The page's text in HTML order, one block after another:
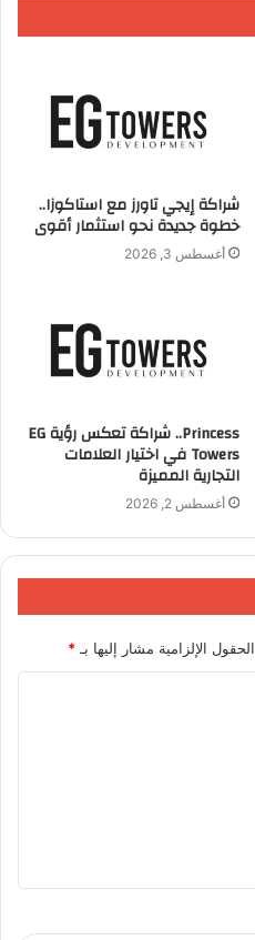
شراكة إيجي تاورز مع استاكوزا..
خطوة جديدة نحو استثمار أقوى
أغسطس 3, 2026
Princess.. شراكة تعكس رؤية EG
Towers في اختيار العلامات
التجارية المميزة
أغسطس 2, 2026
الحقول الإلزامية مشار إليها بـ *